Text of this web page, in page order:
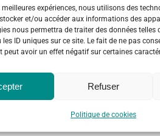
expériences, nous utilisons des
et/ou accéder aux informations des
nous permettra de traiter des données telles
ID uniques sur ce site. Le fait de ne pas
peut avoir un effet négatif sur certaines
Refuser
Politique de cookies
Politique de cookies (UE) Mentions